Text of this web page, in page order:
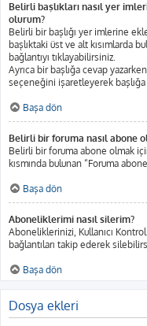
Belirli başlıkları nasıl yer
olurum?
Belirli bir başlığı yer imlerine
başlıktaki üst ve alt kısımlarda
bağlantıyı tıklayabilirsiniz.
Ayrıca bir başlığa cevap
seçeneğini işaretleyerek
Başa dön
Belirli bir foruma nasıl abone
Belirli bir foruma abone olmak
kısmında bulunan “Foruma
Başa dön
Aboneliklerimi nasıl silerim?
Aboneliklerinizi, Kullanıcı
bağlantıları takip ederek
Başa dön
Dosya ekleri